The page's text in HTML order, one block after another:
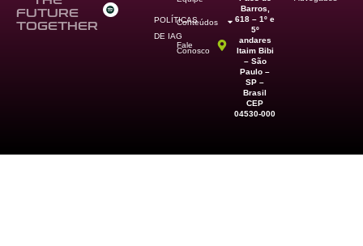
FUTURE
TOGETHER
POLÍTICAS
DE IAG
Conteúdos
Fale
Conosco
Barros,
618 – 1º e
5º
andares
Itaim Bibi
– São
Paulo –
SP –
Brasil
CEP
04530-000